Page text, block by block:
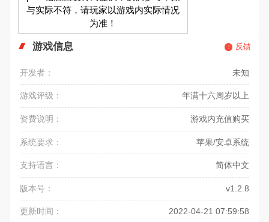
与实际不符，请玩家以游戏内实际情况
为准！
游戏信息 反馈
开发者： 未知
游戏评级： 年满十六周岁以上
资费说明： 游戏内充值购买
系统要求： 苹果/安卓系统
支持语言： 简体中文
版本号： v1.2.8
更新时间： 2022-04-21 07:59:58